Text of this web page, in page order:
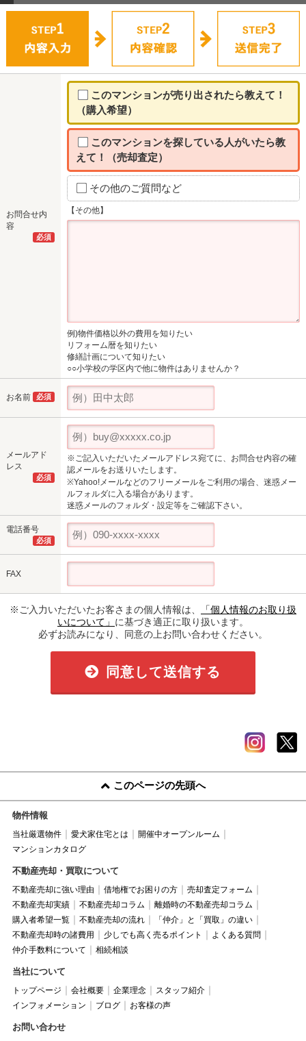
お問合せ内
容
必須
このマンションが売り出されたら教えて！
（購入希望）
このマンションを探している人がいたら教
えて！（売却査定）
その他のご質問など
【その他】
例)物件価格以外の費用を知りたい
リフォーム暦を知りたい
修繕計画について知りたい
○○小学校の学区内で他に物件はありませんか？
お名前 必須
メールアド
レス
必須
※ご記入いただいたメールアドレス宛てに、お問合せ内容の確
認メールをお送りいたします。
※Yahoo!メールなどのフリーメールをご利用の場合、迷惑メー
ルフォルダに入る場合があります。
迷惑メールのフォルダ・設定等をご確認下さい。
電話番号
必須
FAX
※ご入力いただいたお客さまの個人情報は、
「個人情報のお取り扱
いについて」 に基づき適正に取り扱います。
必ずお読みになり、同意の上お問い合わせください。
同意して送信する
このページの先頭へ
物件情報
当社厳選物件 愛犬家住宅とは
開催中オープンルーム
マンションカタログ
不動産売却・買取について
不動産売却に強い理由 借地権でお困りの方
売却査定フォーム
不動産売却実績
不動産売却コラム
離婚時の不動産売却コラム
購入者希望一覧
不動産売却の流れ
「仲介」と「買取」の違い
不動産売却時の諸費用
少しでも高く売るポイント
よくある質問
仲介手数料について
相続相談
当社について
トップページ 会社概要 企業理念
スタッフ紹介
インフォメーション
ブログ お客様の声
お問い合わせ